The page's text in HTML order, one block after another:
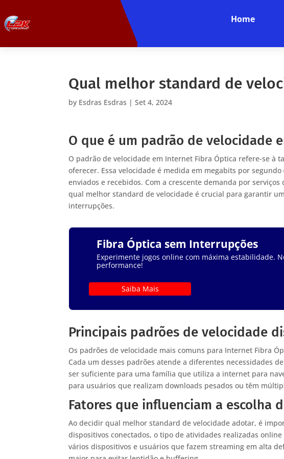
Home
Qual melhor standard de
by Esdras Esdras |Set 4, 2024
O que é um padrão de velocidade
O padrão de velocidade em Internet Fibra Óptica refere-se à
oferecer. Essa velocidade é medida em megabits por
enviados e recebidos. Com a crescente demanda por
qual melhor standard de velocidade é crucial para garantir
interrupções.
Fibra Óptica sem Interrupções
Experimente jogos online com máxima estabilidade.
performance!
Saiba Mais
Principais padrões de velocidade
Os padrões de velocidade mais comuns para Internet Fibra
Cada um desses padrões atende a diferentes necessidades
ser suficiente para uma família que utiliza a internet para
para usuários que realizam downloads pesados ou têm
Fatores que influenciam a escolha
Ao decidir qual melhor standard de velocidade adotar, é
dispositivos conectados, o tipo de atividades realizadas
vários dispositivos e usuários que fazem streaming em alta